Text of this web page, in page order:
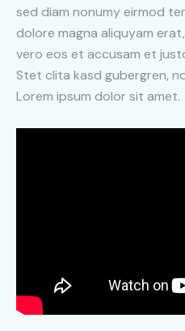
sed diam nonumy eirmod
dolore magna aliquyam
vero eos et accusam et
Stet clita kasd gubergren,
Lorem ipsum dolor sit amet.